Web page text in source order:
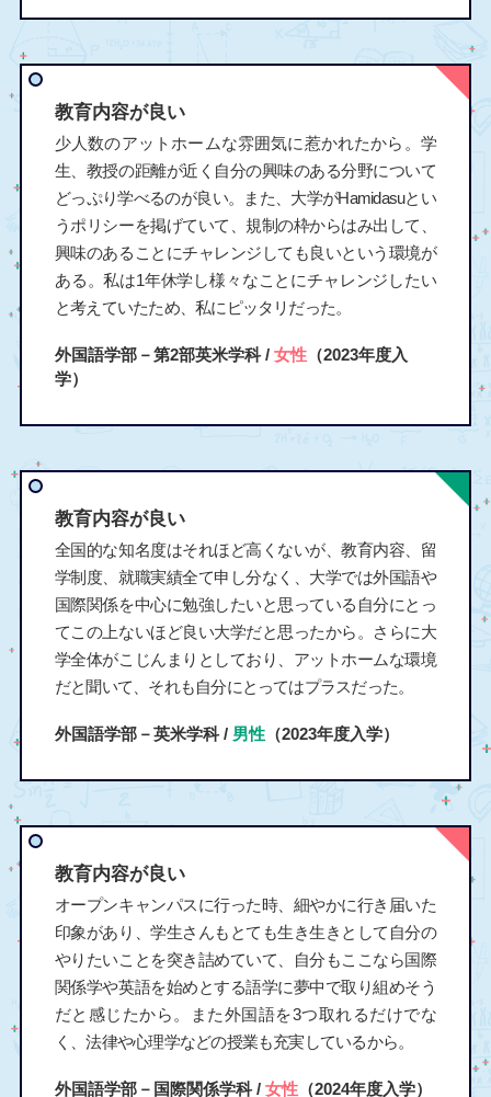
教育内容が良い
少人数のアットホームな雰囲気に惹かれたから。学
生、教授の距離が近く自分の興味のある分野について
どっぷり学べるのが良い。また、大学がHamidasuとい
うポリシーを掲げていて、規制の枠からはみ出して、
興味のあることにチャレンジしても良いという環境が
ある。私は1年休学し様々なことにチャレンジしたい
と考えていたため、私にピッタリだった。
外国語学部－第2部英米学科 / 女性（2023年度入
学）
教育内容が良い
全国的な知名度はそれほど高くないが、教育内容、留
学制度、就職実績全て申し分なく、大学では外国語や
国際関係を中心に勉強したいと思っている自分にとっ
てこの上ないほど良い大学だと思ったから。さらに大
学全体がこじんまりとしており、アットホームな環境
だと聞いて、それも自分にとってはプラスだった。
外国語学部－英米学科 / 男性（2023年度入学）
教育内容が良い
オープンキャンパスに行った時、細やかに行き届いた
印象があり、学生さんもとても生き生きとして自分の
やりたいことを突き詰めていて、自分もここなら国際
関係学や英語を始めとする語学に夢中で取り組めそう
だと感じたから。また外国語を3つ取れるだけでな
く、法律や心理学などの授業も充実しているから。
外国語学部－国際関係学科 / 女性（2024年度入学）